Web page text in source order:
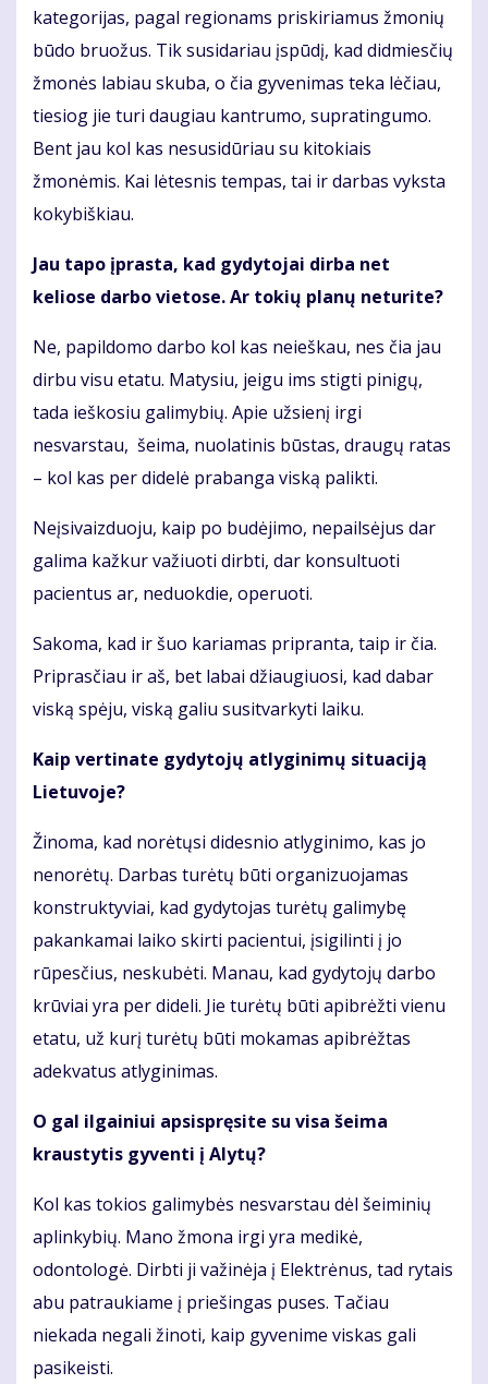
kategorijas, pagal regionams priskiriamus žmonių
būdo bruožus. Tik susidariau įspūdį, kad didmiesčių
žmonės labiau skuba, o čia gyvenimas teka lėčiau,
tiesiog jie turi daugiau kantrumo, supratingumo.
Bent jau kol kas nesusidūriau su kitokiais
žmonėmis. Kai lėtesnis tempas, tai ir darbas vyksta
kokybiškiau.
Jau tapo įprasta, kad gydytojai dirba net
keliose darbo vietose. Ar tokių planų neturite?
Ne, papildomo darbo kol kas neieškau, nes čia jau
dirbu visu etatu. Matysiu, jeigu ims stigti pinigų,
tada ieškosiu galimybių. Apie užsienį irgi
nesvarstau, šeima, nuolatinis būstas, draugų ratas
– kol kas per didelė prabanga viską palikti.
Neįsivaizduoju, kaip po budėjimo, nepailsėjus dar
galima kažkur važiuoti dirbti, dar konsultuoti
pacientus ar, neduokdie, operuoti.
Sakoma, kad ir šuo kariamas pripranta, taip ir čia.
Priprasčiau ir aš, bet labai džiaugiuosi, kad dabar
viską spėju, viską galiu susitvarkyti laiku.
Kaip vertinate gydytojų atlyginimų situaciją
Lietuvoje?
Žinoma, kad norėtųsi didesnio atlyginimo, kas jo
nenorėtų. Darbas turėtų būti organizuojamas
konstruktyviai, kad gydytojas turėtų galimybę
pakankamai laiko skirti pacientui, įsigilinti į jo
rūpesčius, neskubėti. Manau, kad gydytojų darbo
krūviai yra per dideli. Jie turėtų būti apibrėžti vienu
etatu, už kurį turėtų būti mokamas apibrėžtas
adekvatus atlyginimas.
O gal ilgainiui apsispręsite su visa šeima
kraustytis gyventi į Alytų?
Kol kas tokios galimybės nesvarstau dėl šeiminių
aplinkybių. Mano žmona irgi yra medikė,
odontologė. Dirbti ji važinėja į Elektrėnus, tad rytais
abu patraukiame į priešingas puses. Tačiau
niekada negali žinoti, kaip gyvenime viskas gali
pasikeisti.